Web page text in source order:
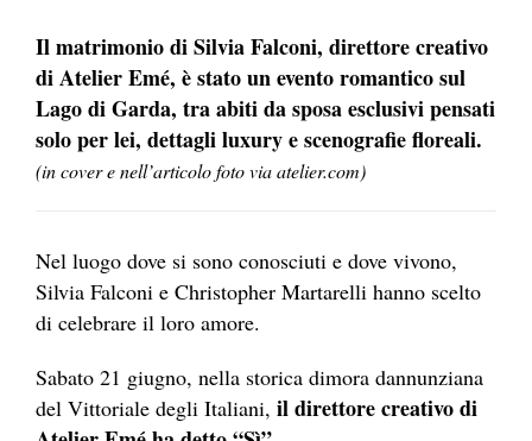
Il matrimonio di Silvia Falconi, direttore creativo
di Atelier Emé, è stato un evento romantico sul
Lago di Garda, tra abiti da sposa esclusivi pensati
solo per lei, dettagli luxury e scenografie floreali.
(in cover e nell’articolo foto via atelier.com)
Nel luogo dove si sono conosciuti e dove vivono,
Silvia Falconi e Christopher Martarelli hanno scelto
di celebrare il loro amore.
Sabato 21 giugno, nella storica dimora dannunziana
del Vittoriale degli Italiani, il direttore creativo di